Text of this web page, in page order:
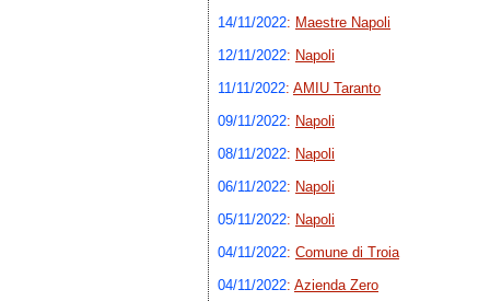
14/11/2022: Maestre Napoli
12/11/2022: Napoli
11/11/2022: AMIU Taranto
09/11/2022: Napoli
08/11/2022: Napoli
06/11/2022: Napoli
05/11/2022: Napoli
04/11/2022: Comune di Troia
04/11/2022: Azienda Zero